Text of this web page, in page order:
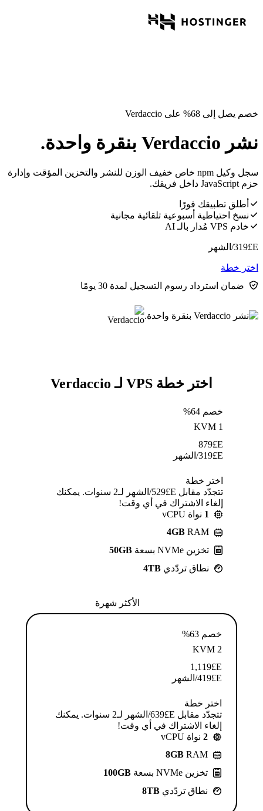
خصم يصل إلى 68% على Verdaccio
نشر Verdaccio بنقرة واحدة.
سجل وكيل npm خاص خفيف الوزن للنشر والتخزين المؤقت وإدارة
حزم JavaScript داخل فريقك.
أطلق تطبيقك فورًا
نسخ احتياطية أسبوعية تلقائية مجانية
خادم VPS مُدار بالـ AI
E£
319/الشهر
اختر خطة
ضمان استرداد رسوم التسجيل لمدة 30 يومًا
اختر خطة VPS لـ Verdaccio
خصم 64%
KVM 1
E£
879
E£
319/الشهر
اختر خطة
تتجدّد مقابل E£⁦529⁩/الشهر لـ2 سنوات. يمكنك
إلغاء الاشتراك في أي وقت!
1 نواة vCPU
4GB RAM
تخزين NVMe بسعة
50GB
نطاق تردّدي 4TB
الأكثر شهرة
خصم 63%
KVM 2
E£
1,119
E£
419/الشهر
اختر خطة
تتجدّد مقابل E£⁦639⁩/الشهر لـ2 سنوات. يمكنك
إلغاء الاشتراك في أي وقت!
2 نواة vCPU
8GB RAM
تخزين NVMe بسعة
100GB
نطاق تردّدي 8TB